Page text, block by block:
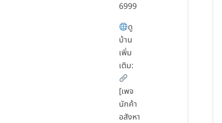
6999
ดู
บ้าน
เพิ่ม
เติม:
[เพจ
นักค้า
อสังหา